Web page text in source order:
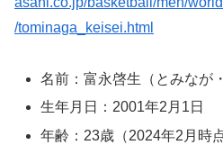
/tominaga_keisei.html
名前：富永啓生（とみなが
生年月日：2001年2月1日
年齢：23歳（2024年2月時点